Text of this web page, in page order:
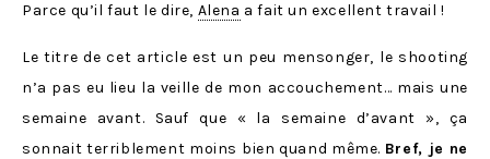
Parce qu’il faut le dire, Alena a fait un excellent travail !
Le titre de cet article est un peu mensonger, le shooting
n’a pas eu lieu la veille de mon accouchement… mais une
semaine avant. Sauf que « la semaine d’avant », ça
sonnait terriblement moins bien quand même. Bref, je ne